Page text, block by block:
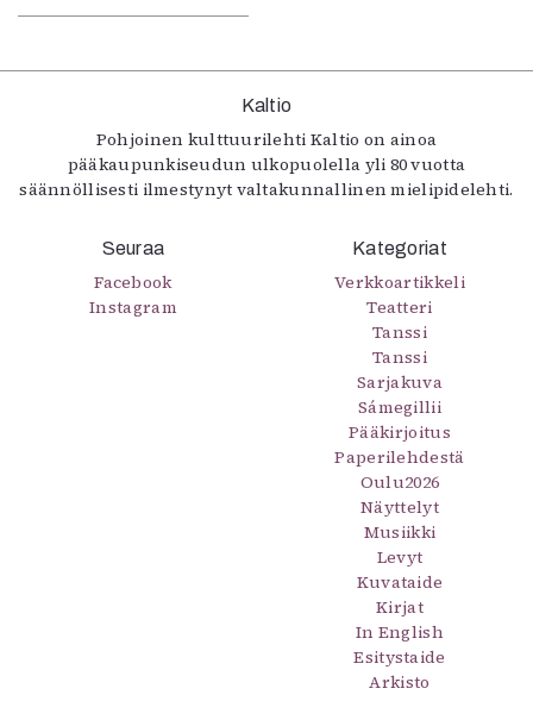
Kaltio
Pohjoinen kulttuurilehti Kaltio on ainoa
pääkaupunkiseudun ulkopuolella yli 80 vuotta
säännöllisesti ilmestynyt valtakunnallinen mielipidelehti.
Seuraa
Facebook
Instagram
Kategoriat
Verkkoartikkeli
Teatteri
Tanssi
Tanssi
Sarjakuva
Sámegillii
Pääkirjoitus
Paperilehdestä
Oulu2026
Näyttelyt
Musiikki
Levyt
Kuvataide
Kirjat
In English
Esitystaide
Arkisto